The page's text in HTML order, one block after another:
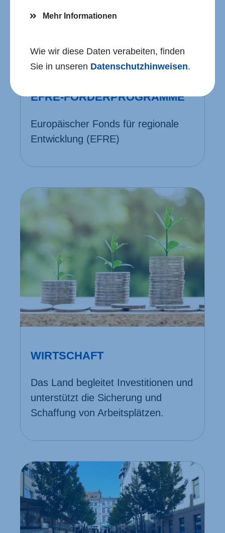
Mehr Informationen
Wie wir diese Daten verabeiten, finden
Sie in unseren Datenschutzhinweisen.
EFRE-FÖRDER­PROGRAMME
Europäischer Fonds für regionale
Entwicklung (EFRE)
WIRTSCHAFT
Das Land begleitet Investitionen und
unterstützt die Sicherung und
Schaffung von Arbeitsplätzen.